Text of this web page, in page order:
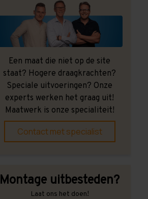
Een maat die niet op de site
staat? Hogere draagkrachten?
Speciale uitvoeringen? Onze
experts werken het graag uit!
Maatwerk is onze specialiteit!
Contact met specialist
Montage uitbesteden?
Laat ons het doen!